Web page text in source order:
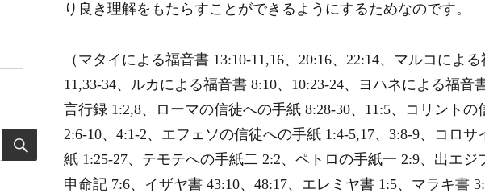
り良き理解をもたらすことができるようにするためなのです。
（マタイによる福音書 13:10-11,16、20:16、22:14、マルコによ
11,33-34、ルカによる福音書 8:10、10:23-24、ヨハネによる福音
言行録 1:2,8、ローマの信徒への手紙 8:28-30、11:5、コリントの
2:6-10、4:1-2、エフェソの信徒への手紙 1:4-5,17、3:8-9、コロ
紙 1:25-27、テモテへの手紙二 2:2、ペトロの手紙一 2:9、出エジ
申命記 7:6、イザヤ書 43:10、48:17、エレミヤ書 1:5、マラキ書